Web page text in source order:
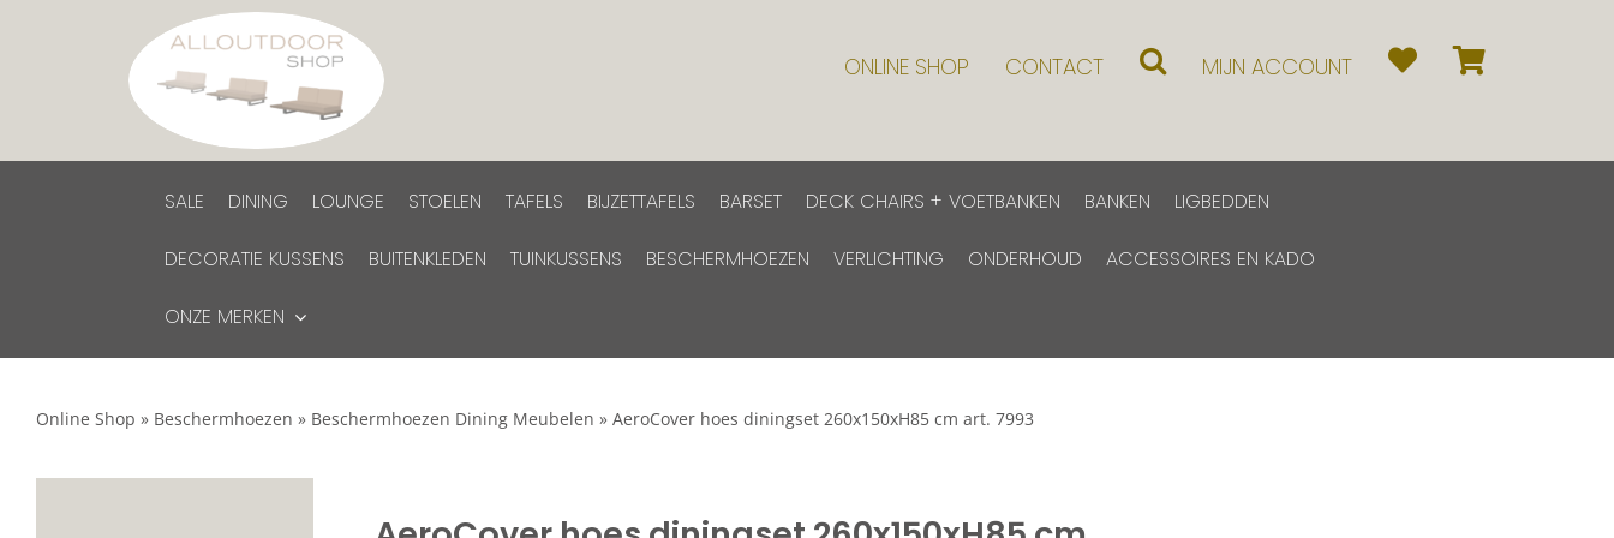
ONLINE SHOP CONTACT MIJN ACCOUNT
SALE DINING LOUNGE STOELEN TAFELS BIJZETTAFELS BARSET DECK CHAIRS + VOETBANKEN BANKEN LIGBEDDEN
DECORATIE KUSSENS BUITENKLEDEN TUINKUSSENS BESCHERMHOEZEN VERLICHTING ONDERHOUD ACCESSOIRES EN KADO
ONZE MERKEN
Online Shop » Beschermhoezen » Beschermhoezen Dining Meubelen » AeroCover hoes diningset 260x150xH85 cm art. 7993